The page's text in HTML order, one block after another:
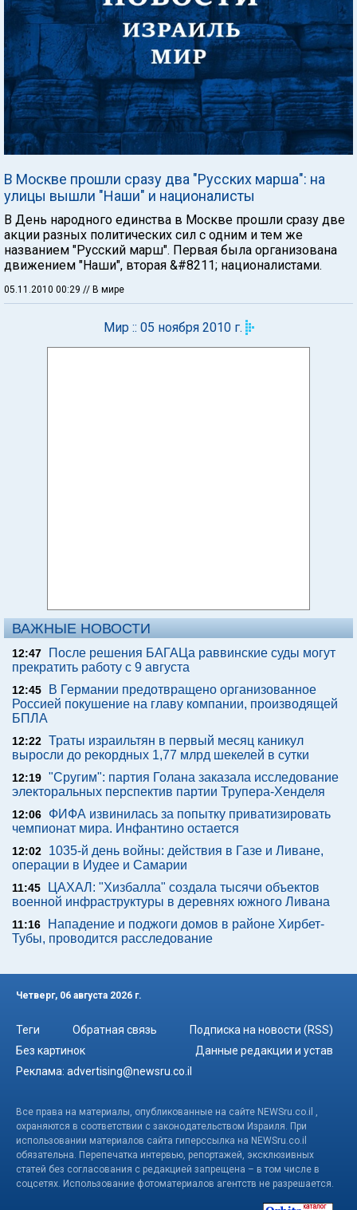
В Москве прошли сразу два "Русских марша": на
улицы вышли "Наши" и националисты
В День народного единства в Москве прошли сразу две
акции разных политических сил с одним и тем же
названием "Русский марш". Первая была организована
движением "Наши", вторая &#8211; националистами.
05.11.2010 00:29 // В мире
Мир :: 05 ноября 2010 г.
ВАЖНЫЕ НОВОСТИ
12:47
После решения БАГАЦа раввинские суды могут
прекратить работу с 9 августа
12:45
В Германии предотвращено организованное
Россией покушение на главу компании, производящей
БПЛА
12:22 Траты израильтян в первый месяц каникул
выросли до рекордных 1,77 млрд шекелей в сутки
12:19 "Сругим": партия Голана заказала исследование
электоральных перспектив партии Трупера-Хенделя
12:06
ФИФА извинилась за попытку приватизировать
чемпионат мира. Инфантино остается
12:02
1035-й день войны: действия в Газе и Ливане,
операции в Иудее и Самарии
11:45
ЦАХАЛ: "Хизбалла" создала тысячи объектов
военной инфраструктуры в деревнях южного Ливана
11:16
Нападение и поджоги домов в районе Хирбет-
Тубы, проводится расследование
Четверг, 06 августа 2026 г.
Теги Обратная связь
Подписка на новости (RSS)
Без картинок
Данные редакции и устав
Реклама: advertising@newsru.co.il
Все права на материалы, опубликованные на сайте NEWSru.co.il ,
охраняются в соответствии с законодательством Израиля. При
использовании материалов сайта гиперссылка на NEWSru.co.il
обязательна. Перепечатка интервью, репортажей, эксклюзивных
статей без согласования с редакцией запрещена – в том числе в
соцсетях. Использование фотоматериалов агентств не разрешается.